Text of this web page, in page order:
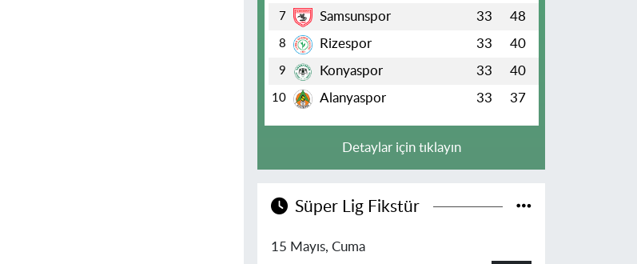
7 Samsunspor 33 48
8 Rizespor 33 40
9 Konyaspor 33 40
10 Alanyaspor 33 37
Detaylar için tıklayın
Süper Lig Fikstür
15 Mayıs, Cuma